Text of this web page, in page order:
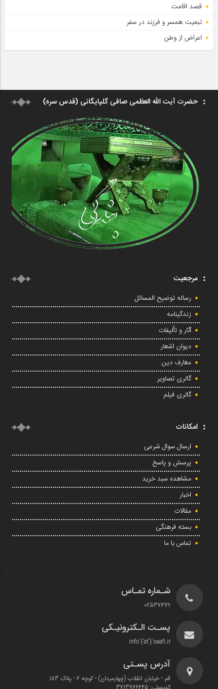
قصد اقامت
تبعیت همسر و فرزند در سفر
اعراض از وطن
حضرت آیت الله العظمی صافی گلپایگانی (قدس سره)
مرجعیت
رساله توضیح المسائل
زندگینامه
آثار و تألیفات
دیوان اشعار
معارف دین
گالری تصاویر
گالری فیلم
امکانات
ارسال سوال شرعی
پرسش و پاسخ
مشاهده سبد خرید
اخبار
مقالات
بسته فرهنگی
تماس با ما
شـماره تمـاس
02537479
پسـت الـکترونیـکی
info`{`at`}`saafi.ir
آدرس پسـتی
قم - خیابان انقلاب (چهارمردان)‌ - کوچه 6 - پلاک 183
کدپستی: 3713766645